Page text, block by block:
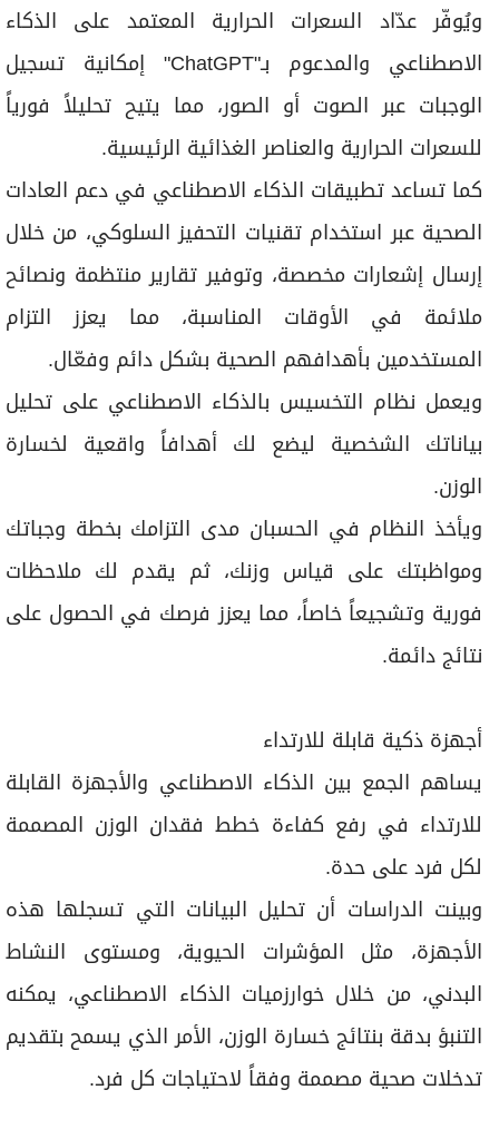
ويُوفّر عدّاد السعرات الحرارية المعتمد على الذكاء
الاصطناعي والمدعوم بـ"ChatGPT" إمكانية تسجيل
الوجبات عبر الصوت أو الصور، مما يتيح تحليلاً فورياً
للسعرات الحرارية والعناصر الغذائية الرئيسية.
كما تساعد تطبيقات الذكاء الاصطناعي في دعم العادات
الصحية عبر استخدام تقنيات التحفيز السلوكي، من خلال
إرسال إشعارات مخصصة، وتوفير تقارير منتظمة ونصائح
ملائمة في الأوقات المناسبة، مما يعزز التزام
المستخدمين بأهدافهم الصحية بشكل دائم وفعّال.
ويعمل نظام التخسيس بالذكاء الاصطناعي على تحليل
بياناتك الشخصية ليضع لك أهدافاً واقعية لخسارة
الوزن.
ويأخذ النظام في الحسبان مدى التزامك بخطة وجباتك
ومواظبتك على قياس وزنك، ثم يقدم لك ملاحظات
فورية وتشجيعاً خاصاً، مما يعزز فرصك في الحصول على
نتائج دائمة.
أجهزة ذكية قابلة للارتداء
يساهم الجمع بين الذكاء الاصطناعي والأجهزة القابلة
للارتداء في رفع كفاءة خطط فقدان الوزن المصممة
لكل فرد على حدة.
وبينت الدراسات أن تحليل البيانات التي تسجلها هذه
الأجهزة، مثل المؤشرات الحيوية، ومستوى النشاط
البدني، من خلال خوارزميات الذكاء الاصطناعي، يمكنه
التنبؤ بدقة بنتائج خسارة الوزن، الأمر الذي يسمح بتقديم
تدخلات صحية مصممة وفقاً لاحتياجات كل فرد.